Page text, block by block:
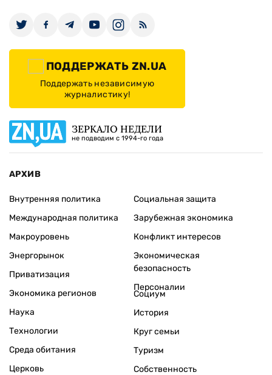
ПОДДЕРЖАТЬ ZN.UA
Поддержать независимую
журналистику!
ЗЕРКАЛО НЕДЕЛИ
не подводим с 1994-го года
АРХИВ
Внутренняя политика
Международная политика
Макроуровень
Энергорынок
Приватизация
Экономика регионов
Социальная защита
Зарубежная экономика
Конфликт интересов
Экономическая
безопасность
Персоналии
Наука
Технологии
Среда обитания
Церковь
Социум
История
Круг семьи
Туризм
Собственность